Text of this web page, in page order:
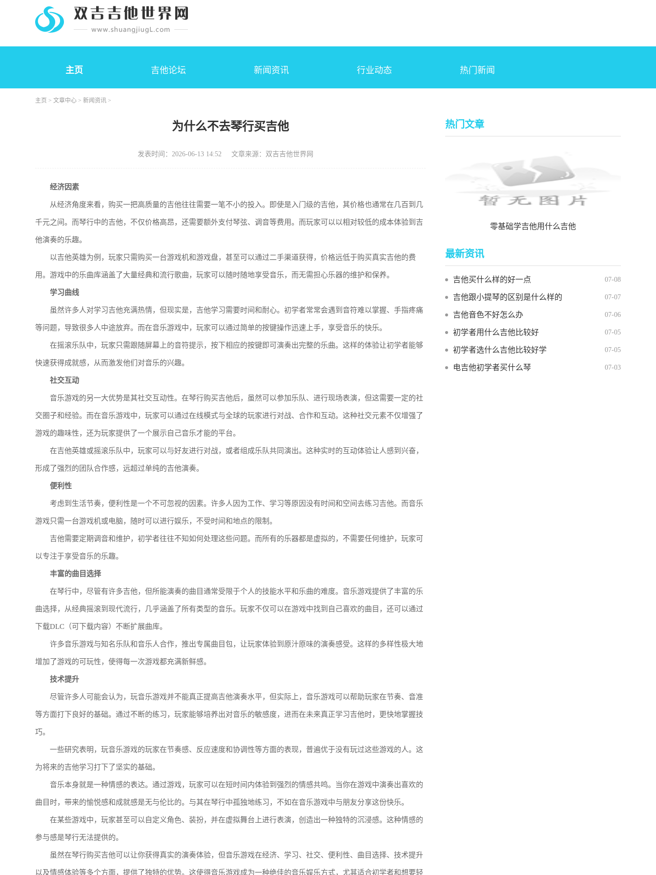
主页 吉他论坛 新闻资讯 行业动态 热门新闻
主页 > 文章中心 > 新闻资讯 >
为什么不去琴行买吉他
发表时间：2026-06-13 14:52 文章来源：双吉吉他世界网
经济因素
从经济角度来看，购买一把高质量的吉他往往需要一笔不小的投入。即使是入门级的吉他，其价格也通常在几百到几
千元之间。而琴行中的吉他，不仅价格高昂，还需要额外支付琴弦、调音等费用。而玩家可以以相对较低的成本体验到吉
他演奏的乐趣。
以吉他英雄为例，玩家只需购买一台游戏机和游戏盘，甚至可以通过二手渠道获得，价格远低于购买真实吉他的费
用。游戏中的乐曲库涵盖了大量经典和流行歌曲，玩家可以随时随地享受音乐，而无需担心乐器的维护和保养。
学习曲线
虽然许多人对学习吉他充满热情，但现实是，吉他学习需要时间和耐心。初学者常常会遇到音符难以掌握、手指疼痛
等问题，导致很多人中途放弃。而在音乐游戏中，玩家可以通过简单的按键操作迅速上手，享受音乐的快乐。
在摇滚乐队中，玩家只需跟随屏幕上的音符提示，按下相应的按键即可演奏出完整的乐曲。这样的体验让初学者能够
快速获得成就感，从而激发他们对音乐的兴趣。
社交互动
音乐游戏的另一大优势是其社交互动性。在琴行购买吉他后，虽然可以参加乐队、进行现场表演，但这需要一定的社
交圈子和经验。而在音乐游戏中，玩家可以通过在线模式与全球的玩家进行对战、合作和互动。这种社交元素不仅增强了
游戏的趣味性，还为玩家提供了一个展示自己音乐才能的平台。
在吉他英雄或摇滚乐队中，玩家可以与好友进行对战，或者组成乐队共同演出。这种实时的互动体验让人感到兴奋，
形成了强烈的团队合作感，远超过单纯的吉他演奏。
便利性
考虑到生活节奏，便利性是一个不可忽视的因素。许多人因为工作、学习等原因没有时间和空间去练习吉他。而音乐
游戏只需一台游戏机或电脑，随时可以进行娱乐，不受时间和地点的限制。
吉他需要定期调音和维护，初学者往往不知如何处理这些问题。而所有的乐器都是虚拟的，不需要任何维护，玩家可
以专注于享受音乐的乐趣。
丰富的曲目选择
在琴行中，尽管有许多吉他，但所能演奏的曲目通常受限于个人的技能水平和乐曲的难度。音乐游戏提供了丰富的乐
曲选择，从经典摇滚到现代流行，几乎涵盖了所有类型的音乐。玩家不仅可以在游戏中找到自己喜欢的曲目，还可以通过
下载DLC（可下载内容）不断扩展曲库。
许多音乐游戏与知名乐队和音乐人合作，推出专属曲目包，让玩家体验到原汁原味的演奏感受。这样的多样性极大地
增加了游戏的可玩性，使得每一次游戏都充满新鲜感。
技术提升
尽管许多人可能会认为，玩音乐游戏并不能真正提高吉他演奏水平，但实际上，音乐游戏可以帮助玩家在节奏、音准
等方面打下良好的基础。通过不断的练习，玩家能够培养出对音乐的敏感度，进而在未来真正学习吉他时，更快地掌握技
巧。
一些研究表明，玩音乐游戏的玩家在节奏感、反应速度和协调性等方面的表现，普遍优于没有玩过这些游戏的人。这
为将来的吉他学习打下了坚实的基础。
音乐本身就是一种情感的表达。通过游戏，玩家可以在短时间内体验到强烈的情感共鸣。当你在游戏中演奏出喜欢的
曲目时，带来的愉悦感和成就感是无与伦比的。与其在琴行中孤独地练习，不如在音乐游戏中与朋友分享这份快乐。
在某些游戏中，玩家甚至可以自定义角色、装扮，并在虚拟舞台上进行表演，创造出一种独特的沉浸感。这种情感的
参与感是琴行无法提供的。
虽然在琴行购买吉他可以让你获得真实的演奏体验，但音乐游戏在经济、学习、社交、便利性、曲目选择、技术提升
以及情感体验等多个方面，提供了独特的优势。这使得音乐游戏成为一种绝佳的音乐娱乐方式，尤其适合初学者和想要轻
热门文章
零基础学吉他用什么吉他
最新资讯
吉他买什么样的好一点 07-08
吉他跟小提琴的区别是什么样的 07-07
吉他音色不好怎么办 07-06
初学者用什么吉他比较好 07-05
初学者选什么吉他比较好学 07-05
电吉他初学者买什么琴 07-03